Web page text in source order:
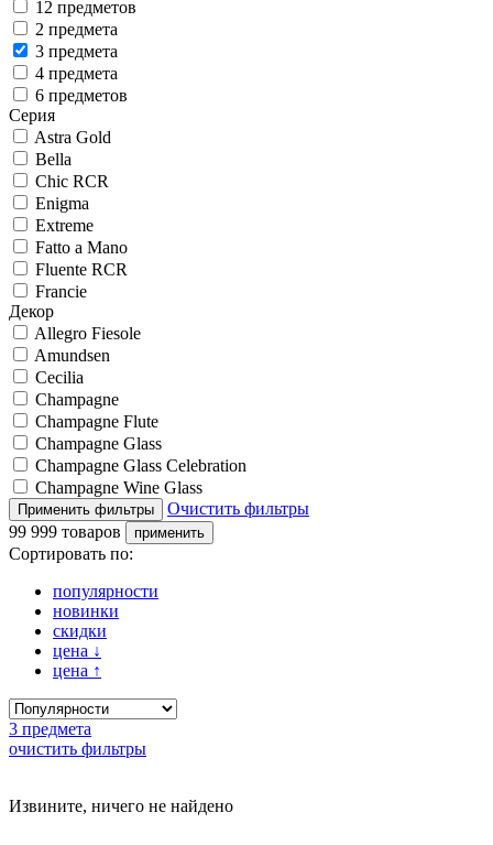
12 предметов
2 предмета
3 предмета
4 предмета
6 предметов
Серия
Astra Gold
Bella
Chic RCR
Enigma
Extreme
Fatto a Mano
Fluente RCR
Francie
Декор
Allegro Fiesole
Amundsen
Cecilia
Champagne
Champagne Flute
Champagne Glass
Champagne Glass Celebration
Champagne Wine Glass
Очистить фильтры
99 999 товаров
Сортировать по:
популярности
новинки
скидки
цена ↓
цена ↑
3 предмета
очистить фильтры
Извините, ничего не найдено